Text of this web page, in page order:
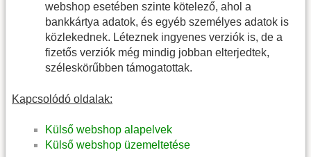
webshop esetében szinte kötelező, ahol a
bankkártya adatok, és egyéb személyes adatok is
közlekednek. Léteznek ingyenes verziók is, de a
fizetős verziók még mindig jobban elterjedtek,
széleskörűbben támogatottak.
Kapcsolódó oldalak:
Külső webshop alapelvek
Külső webshop üzemeltetése